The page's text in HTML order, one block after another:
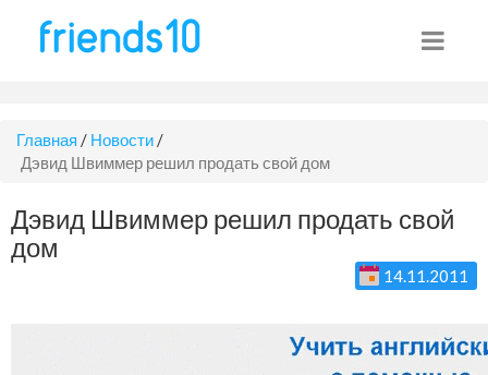
Главная / Новости /
Дэвид Швиммер решил продать свой дом
Дэвид Швиммер решил продать свой
дом
14.11.2011